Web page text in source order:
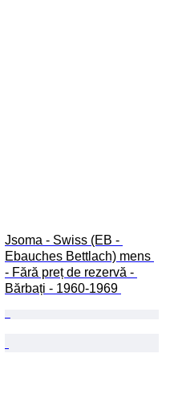
Jsoma - Swiss (EB -
Ebauches Bettlach) mens
- Fără preț de rezervă -
Bărbați - 1960-1969